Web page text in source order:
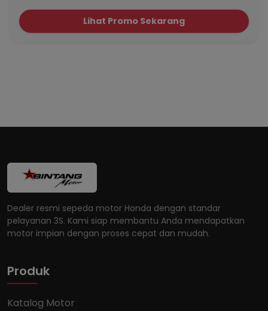
Lihat Promo Sekarang
Dealer resmi sepeda motor Honda dengan standar
pelayanan 3S. Kami siap membantu Anda mendapatkan
motor impian dengan proses cepat dan mudah.
Produk
Katalog Motor